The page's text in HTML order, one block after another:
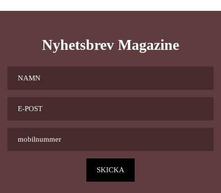
Nyhetsbrev Magazine